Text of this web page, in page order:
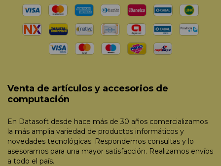
Venta de artículos y accesorios de
computación
En Datasoft desde hace más de 30 años comercializamos
la más amplia variedad de productos informáticos y
novedades tecnológicas. Respondemos consultas y lo
asesoramos para una mayor satisfacción. Realizamos envíos
a todo el país.